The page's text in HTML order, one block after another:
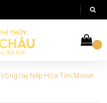
Vòng tay Nếp Hóa Tím Monet